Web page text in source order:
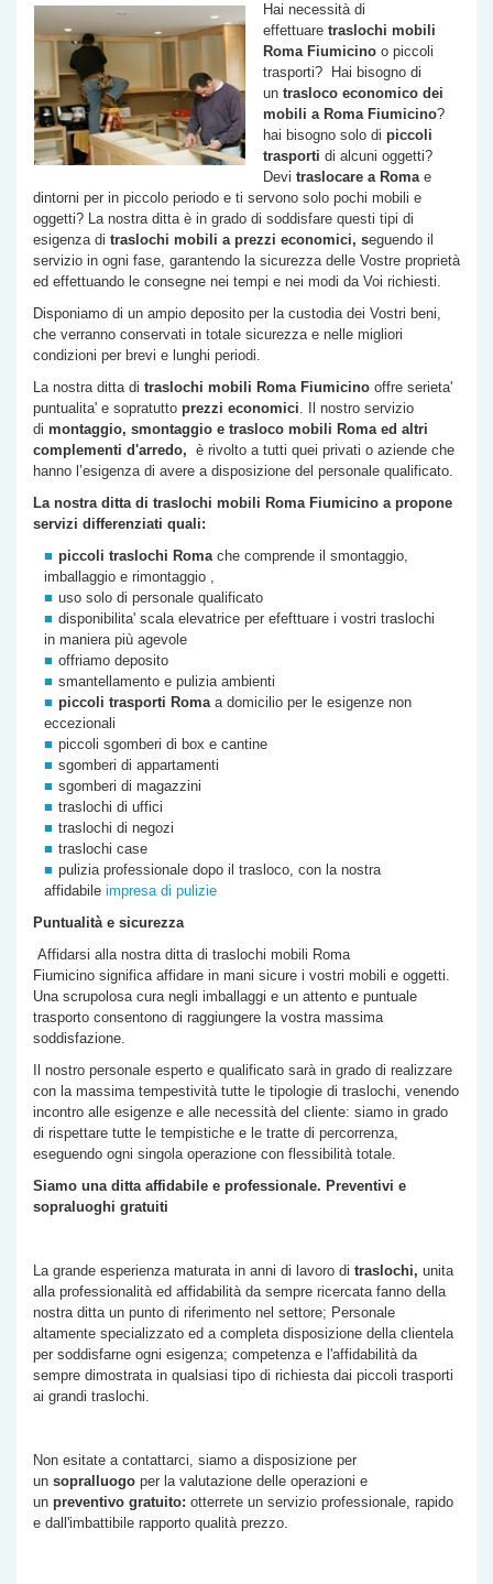
Hai necessità di
effettuare traslochi mobili
Roma Fiumicino o piccoli
trasporti? Hai bisogno di
un trasloco economico dei
mobili a Roma Fiumicino?
hai bisogno solo di piccoli
trasporti di alcuni oggetti?
Devi traslocare a Romae
dintorni per in piccolo periodo e ti servono solo pochi mobili e
oggetti? La nostra ditta è in grado di soddisfare questi tipi di
esigenza di traslochi mobili a prezzi economici, seguendo il
servizio in ogni fase, garantendo la sicurezza delle Vostre proprietà
ed effettuando le consegne nei tempi e nei modi da Voi richiesti.
Disponiamo di un ampio deposito per la custodia dei Vostri beni,
che verranno conservati in totale sicurezza e nelle migliori
condizioni per brevi e lunghi periodi.
La nostra ditta di traslochi mobili Roma Fiumicino offre serieta'
puntualita' e sopratutto prezzi economici. Il nostro servizio
di montaggio, smontaggio e trasloco mobili Roma ed altri
complementi d'arredo, è rivolto a tutti quei privati o aziende che
hanno l’esigenza di avere a disposizione del personale qualificato.
La nostra ditta di traslochi mobili Roma Fiumicino a propone
servizi differenziati quali:
piccoli traslochi Romache comprende il smontaggio,
imballaggio e rimontaggio ,
uso solo di personale qualificato
disponibilita' scala elevatrice per efefttuare i vostri traslochi
in maniera più agevole
offriamo deposito
smantellamento e pulizia ambienti
piccoli trasporti Romaa domicilio per le esigenze non
eccezionali
piccoli sgomberi di box e cantine
sgomberi di appartamenti
sgomberi di magazzini
traslochi di uffici
traslochi di negozi
traslochi case
pulizia professionale dopo il trasloco, con la nostra
affidabile impresa di pulizie
Puntualità e sicurezza
Affidarsi alla nostra ditta di traslochi mobili Roma
Fiumicino significa affidare in mani sicure i vostri mobili e oggetti.
Una scrupolosa cura negli imballaggi e un attento e puntuale
trasporto consentono di raggiungere la vostra massima
soddisfazione.
Il nostro personale esperto e qualificato sarà in grado di realizzare
con la massima tempestività tutte le tipologie di traslochi, venendo
incontro alle esigenze e alle necessità del cliente: siamo in grado
di rispettare tutte le tempistiche e le tratte di percorrenza,
eseguendo ogni singola operazione con flessibilità totale.
Siamo una ditta affidabile e professionale. Preventivi e
sopraluoghi gratuiti
La grande esperienza maturata in anni di lavoro di traslochi, unita
alla professionalità ed affidabilità da sempre ricercata fanno della
nostra ditta un punto di riferimento nel settore; Personale
altamente specializzato ed a completa disposizione della clientela
per soddisfarne ogni esigenza; competenza e l'affidabilità da
sempre dimostrata in qualsiasi tipo di richiesta dai piccoli trasporti
ai grandi traslochi.
Non esitate a contattarci, siamo a disposizione per
un sopralluogo per la valutazione delle operazioni e
un preventivo gratuito: otterrete un servizio professionale, rapido
e dall'imbattibile rapporto qualità prezzo.